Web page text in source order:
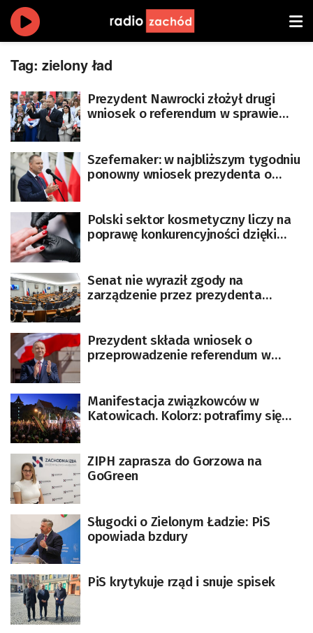
Tag: zielony ład
Prezydent Nawrocki złożył drugi
wniosek o referendum w sprawie
Szefernaker: w najbliższym tygodniu
ponowny wniosek prezydenta o
Polski sektor kosmetyczny liczy na
poprawę konkurencyjności dzięki
Senat nie wyraził zgody na
zarządzenie przez prezydenta
Prezydent składa wniosek o
przeprowadzenie referendum w
Manifestacja związkowców w
Katowicach. Kolorz: potrafimy się
ZIPH zaprasza do Gorzowa na
GoGreen
Sługocki o Zielonym Ładzie: PiS
opowiada bzdury
PiS krytykuje rząd i snuje spisek